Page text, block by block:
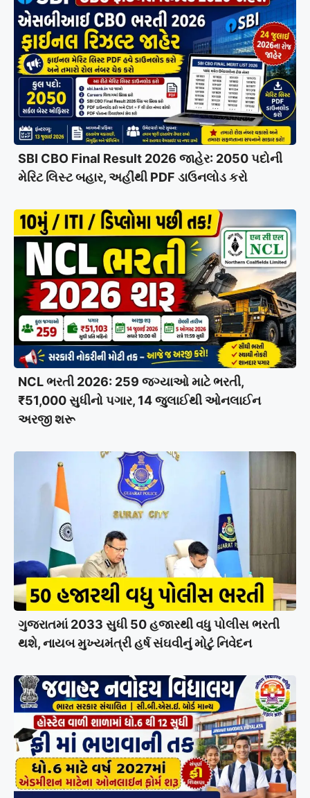
SBI CBO Final Result 2026 જાહેર: 2050 પદોની
મેરિટ લિસ્ટ બહાર, અહીંથી PDF ડાઉનલોડ કરો
NCL ભરતી 2026: 259 જગ્યાઓ માટે ભરતી,
₹51,000 સુધીનો પગાર, 14 જુલાઈથી ઓનલાઈન
અરજી શરૂ
ગુજરાતમાં 2033 સુધી 50 હજારથી વધુ પોલીસ ભરતી
થશે, નાયબ મુખ્યમંત્રી હર્ષ સંઘવીનું મોટું નિવેદન